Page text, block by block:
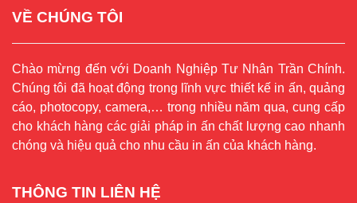
VỀ CHÚNG TÔI
Chào mừng đến với Doanh Nghiệp Tư Nhân Trần Chính.
Chúng tôi đã hoạt động trong lĩnh vực thiết kế in ấn, quảng
cáo, photocopy, camera,… trong nhiều năm qua, cung cấp
cho khách hàng các giải pháp in ấn chất lượng cao nhanh
chóng và hiệu quả cho nhu cầu in ấn của khách hàng.
THÔNG TIN LIÊN HỆ